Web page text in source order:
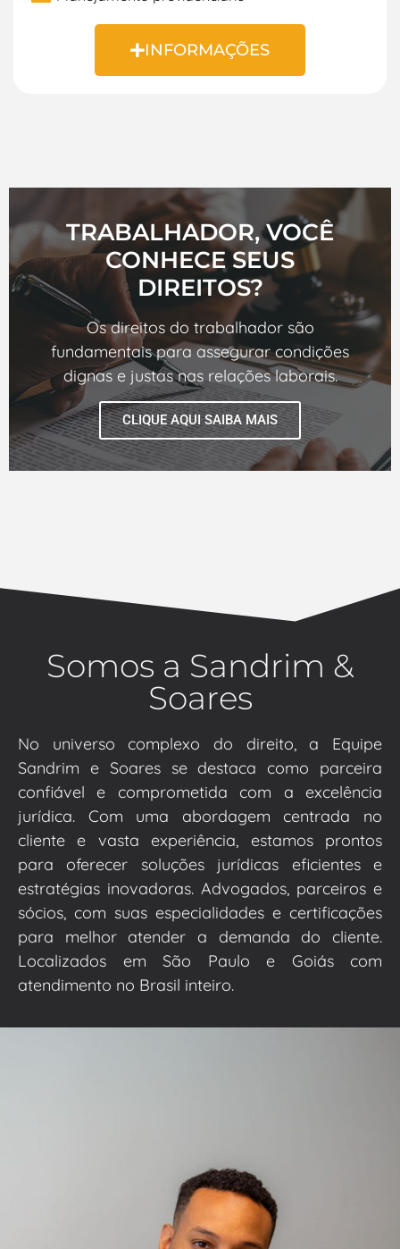
INFORMAÇÕES
TRABALHADOR, VOCÊ
CONHECE SEUS
DIREITOS?
Os direitos do trabalhador são
fundamentais para assegurar condições
dignas e justas nas relações laborais.
CLIQUE AQUI SAIBA MAIS
Somos a Sandrim &
Soares
No universo complexo do direito, a Equipe
Sandrim e Soares se destaca como parceira
confiável e comprometida com a excelência
jurídica. Com uma abordagem centrada no
cliente e vasta experiência, estamos prontos
para oferecer soluções jurídicas eficientes e
estratégias inovadoras. Advogados, parceiros e
sócios, com suas especialidades e certificações
para melhor atender a demanda do cliente.
Localizados em São Paulo e Goiás com
atendimento no Brasil inteiro.